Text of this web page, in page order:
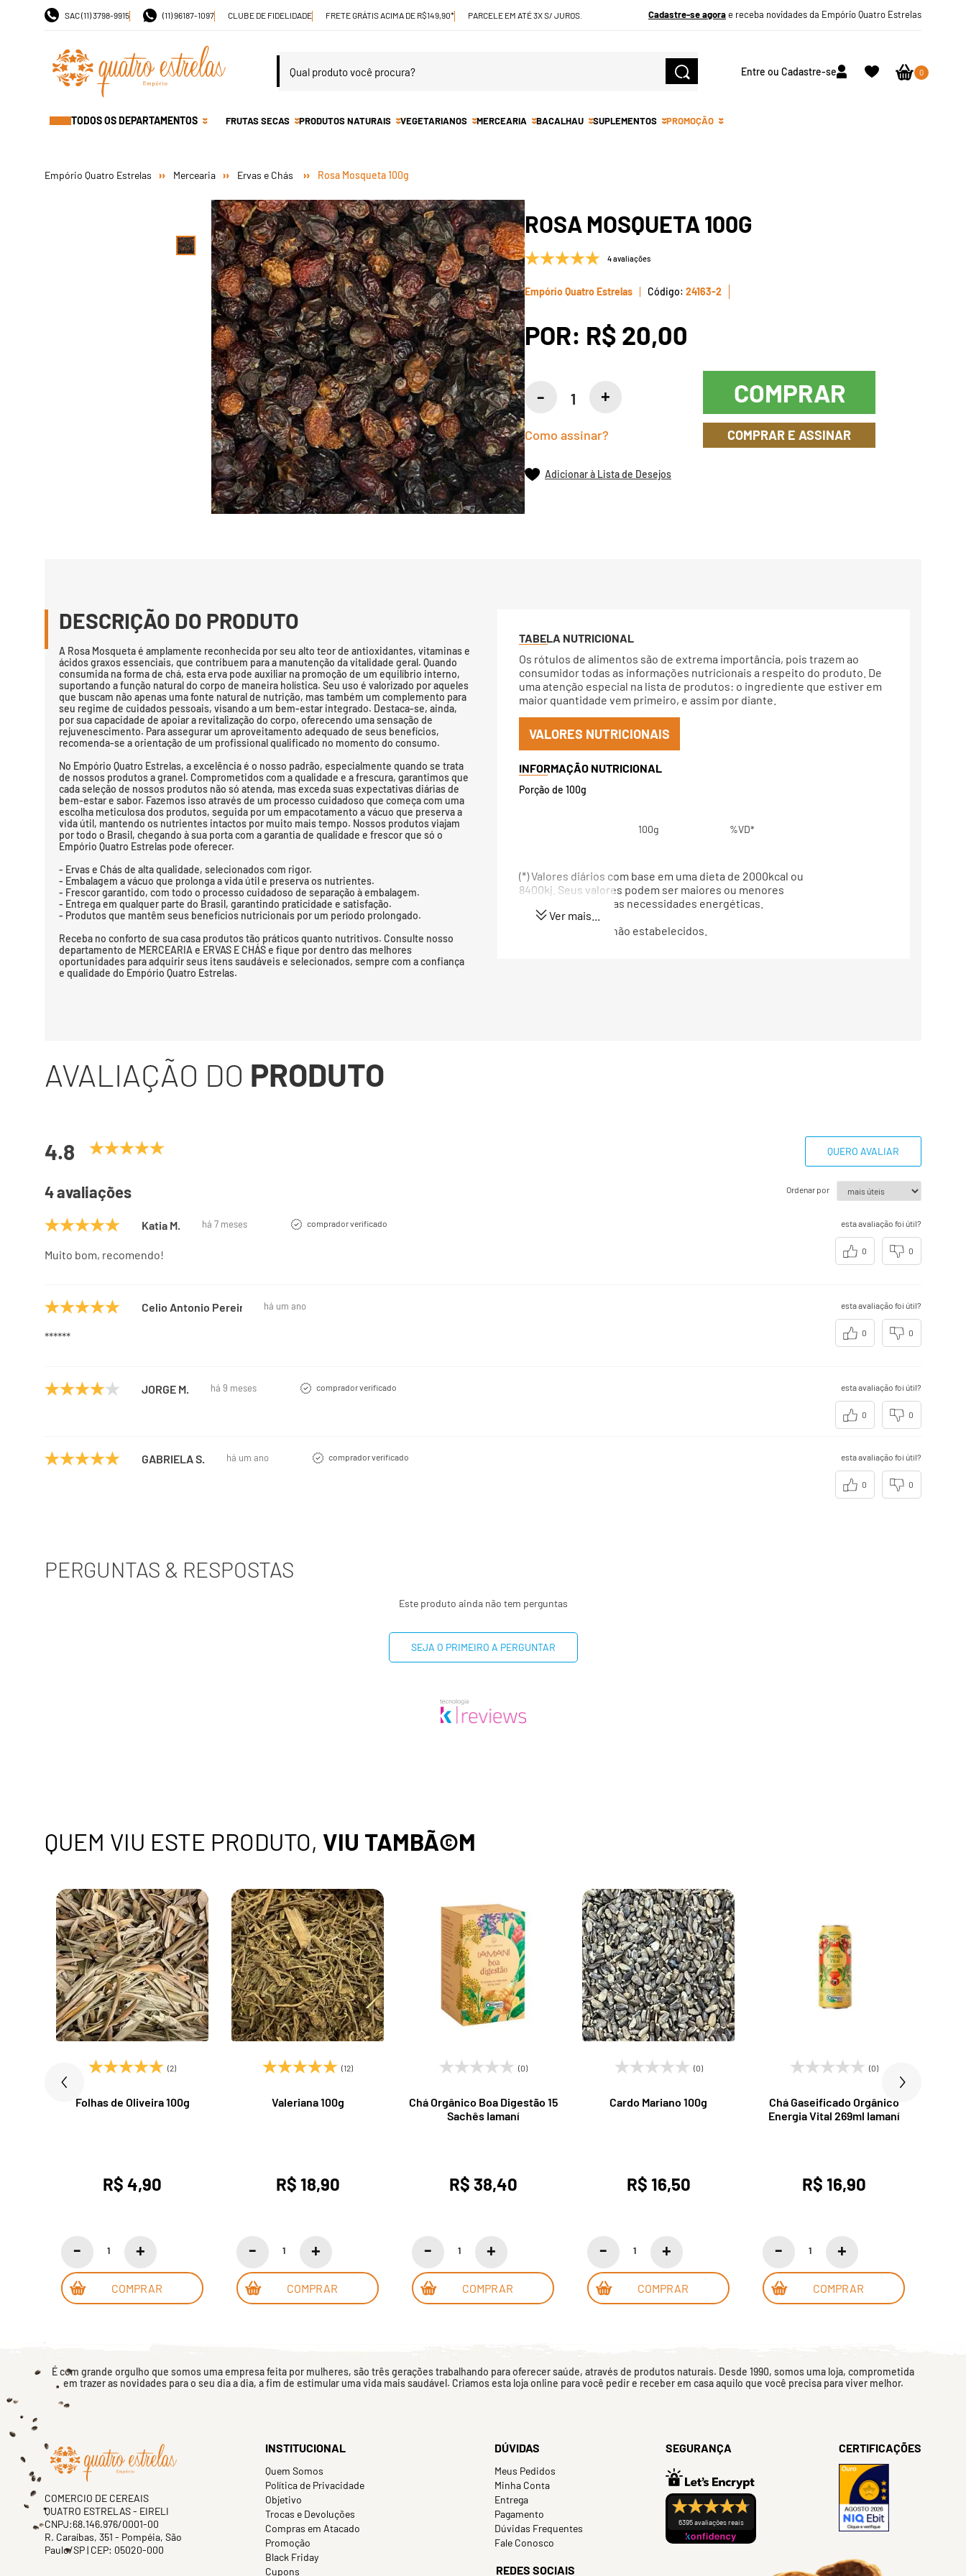
SAC (11) 3798-9915 (11) 96187-1097 CLUBE DE FIDELIDADE FRETE GRÁTIS ACIMA DE R$149,90* PARCELE EM ATÉ 3X S/ JUROS. Cadastre-se agorae receba novidades da Empório Quatro Estrelas
Entre ou Cadastre-se 0
TODOS OS DEPARTAMENTOS FRUTAS SECAS PRODUTOS NATURAIS VEGETARIANOS MERCEARIA BACALHAU SUPLEMENTOS PROMOÇÃO
Mercearia Ervas e Chás Rosa Mosqueta 100g
ROSA MOSQUETA 100G
4 avaliações
Empório Quatro Estrelas 24163-2
POR: R$ 20,00
COMPRAR
Como assinar? COMPRAR E ASSINAR
Adicionar à Lista de Desejos
DESCRIÇÃO DO PRODUTO
A Rosa Mosqueta é amplamente reconhecida por seu alto teor de antioxidantes, vitaminas e
ácidos graxos essenciais, que contribuem para a manutenção da vitalidade geral. Quando
consumida na forma de chá, esta erva pode auxiliar na promoção de um equilíbrio interno,
suportando a função natural do corpo de maneira holística. Seu uso é valorizado por aqueles
que buscam não apenas uma fonte natural de nutrição, mas também um complemento para
seu regime de cuidados pessoais, visando a um bem-estar integrado. Destaca-se, ainda,
por sua capacidade de apoiar a revitalização do corpo, oferecendo uma sensação de
rejuvenescimento. Para assegurar um aproveitamento adequado de seus benefícios,
recomenda-se a orientação de um profissional qualificado no momento do consumo.
No Empório Quatro Estrelas, a excelência é o nosso padrão, especialmente quando se trata
de nossos produtos a granel. Comprometidos com a qualidade e a frescura, garantimos que
cada seleção de nossos produtos não só atenda, mas exceda suas expectativas diárias de
bem-estar e sabor. Fazemos isso através de um processo cuidadoso que começa com uma
escolha meticulosa dos produtos, seguida por um empacotamento a vácuo que preserva a
vida útil, mantendo os nutrientes intactos por muito mais tempo. Nossos produtos viajam
por todo o Brasil, chegando à sua porta com a garantia de qualidade e frescor que só o
Empório Quatro Estrelas pode oferecer.
- Ervas e Chás de alta qualidade, selecionados com rigor.
- Embalagem a vácuo que prolonga a vida útil e preserva os nutrientes.
- Frescor garantido, com todo o processo cuidadoso de separação à embalagem.
- Entrega em qualquer parte do Brasil, garantindo praticidade e satisfação.
- Produtos que mantêm seus benefícios nutricionais por um período prolongado.
Receba no conforto de sua casa produtos tão práticos quanto nutritivos. Consulte nosso
departamento de MERCEARIA e ERVAS E CHÁS e fique por dentro das melhores
oportunidades para adquirir seus itens saudáveis e selecionados, sempre com a confiança
e qualidade do Empório Quatro Estrelas.
TABELA NUTRICIONAL
Os rótulos de alimentos são de extrema importância, pois trazem ao
consumidor todas as informações nutricionais a respeito do produto. De
uma atenção especial na lista de produtos: o ingrediente que estiver em
maior quantidade vem primeiro, e assim por diante.
VALORES NUTRICIONAIS
Porção de 100g
100g %VD*
(*) Valores diários com base em uma dieta de 2000kcal ou
8400kj. Seus valores podem ser maiores ou menores
dependendo de suas necessidades energéticas.
(**) Valores diários não estabelecidos.
Ver mais...
AVALIAÇÃO DO PRODUTO
4.8 QUERO AVALIAR
4 avaliações Ordenar por
Katia M. há 7 meses comprador verificado
Muito bom, recomendo!
esta avaliação foi útil?
0 0
Celio Antonio Pereira Netohá um ano
******
esta avaliação foi útil?
0 0
JORGE M. há 9 meses comprador verificado esta avaliação foi útil?
0 0
GABRIELA S. há um ano comprador verificado esta avaliação foi útil?
0 0
PERGUNTAS & RESPOSTAS
Este produto ainda não tem perguntas
SEJA O PRIMEIRO A PERGUNTAR
QUEM VIU ESTE PRODUTO, VIU TAMBÃ©M
(2)
Folhas de Oliveira 100g
R$ 4,90
COMPRAR
(12)
Valeriana 100g
R$ 18,90
COMPRAR
(0)
Chá Orgânico Boa Digestão 15
Sachês Iamaní
R$ 38,40
COMPRAR
(0)
Cardo Mariano 100g
R$ 16,50
COMPRAR
(0)
Chá Gaseificado Orgânico
Energia Vital 269ml Iamaní
R$ 16,90
COMPRAR
É com grande orgulho que somos uma empresa feita por mulheres, são três gerações trabalhando para oferecer saúde, através de produtos naturais. Desde 1990, somos uma loja, comprometida
em trazer as novidades para o seu dia a dia, a fim de estimular uma vida mais saudável. Criamos esta loja online para você pedir e receber em casa aquilo que você precisa para viver melhor.
COMERCIO DE CEREAIS
QUATRO ESTRELAS - EIRELI
CNPJ:68.146.976/0001-00
R. Caraíbas, 351 - Pompéia, São
Paulo/SP | CEP: 05020-000
INSTITUCIONAL
Quem Somos
Política de Privacidade
Objetivo
Trocas e Devoluções
Compras em Atacado
Promoção
Black Friday
Cupons
DÚVIDAS
Meus Pedidos
Minha Conta
Entrega
Pagamento
Dúvidas Frequentes
Fale Conosco
REDES SOCIAIS
SEGURANÇA
6395 avaliações reais
CERTIFICAÇÕES